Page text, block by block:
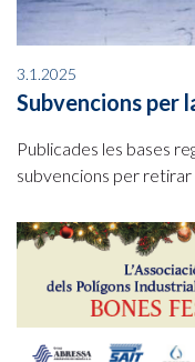
3.1.2025
Subvencions per
Publicades les bases
subvencions per retirar